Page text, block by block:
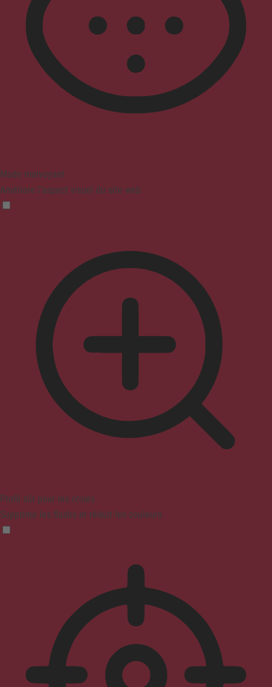
Mode malvoyant
Améliore l'aspect visuel du site web
Profil sûr pour les crises
Supprime les flashs et réduit les couleurs